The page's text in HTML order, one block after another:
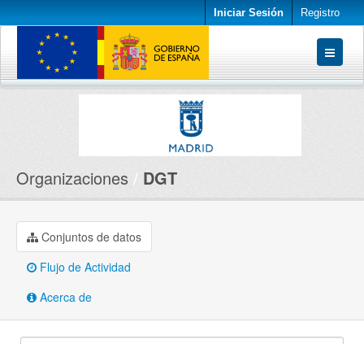
Iniciar Sesión Registro
Conjuntos de datos
Organizaciones DGT
Conjuntos de datos
Flujo de Actividad
Acerca de